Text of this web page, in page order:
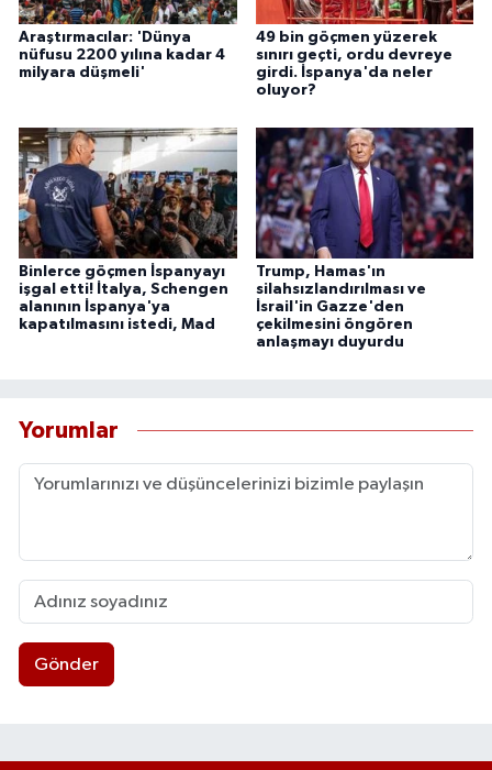
Araştırmacılar: 'Dünya
nüfusu 2200 yılına kadar 4
milyara düşmeli'
49 bin göçmen yüzerek
sınırı geçti, ordu devreye
girdi. İspanya'da neler
oluyor?
Binlerce göçmen İspanyayı
işgal etti! İtalya, Schengen
alanının İspanya'ya
kapatılmasını istedi, Mad
Trump, Hamas'ın
silahsızlandırılması ve
İsrail'in Gazze'den
çekilmesini öngören
anlaşmayı duyurdu
Yorumlar
Gönder